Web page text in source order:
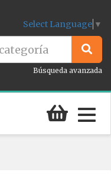
Select Language ▼
Búsqueda avanzada